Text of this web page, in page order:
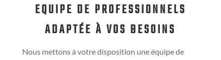
EQUIPE DE PROFESSIONNELS
ADAPTÉE À VOS BESOINS
Nous mettons à votre disposition une équipe de